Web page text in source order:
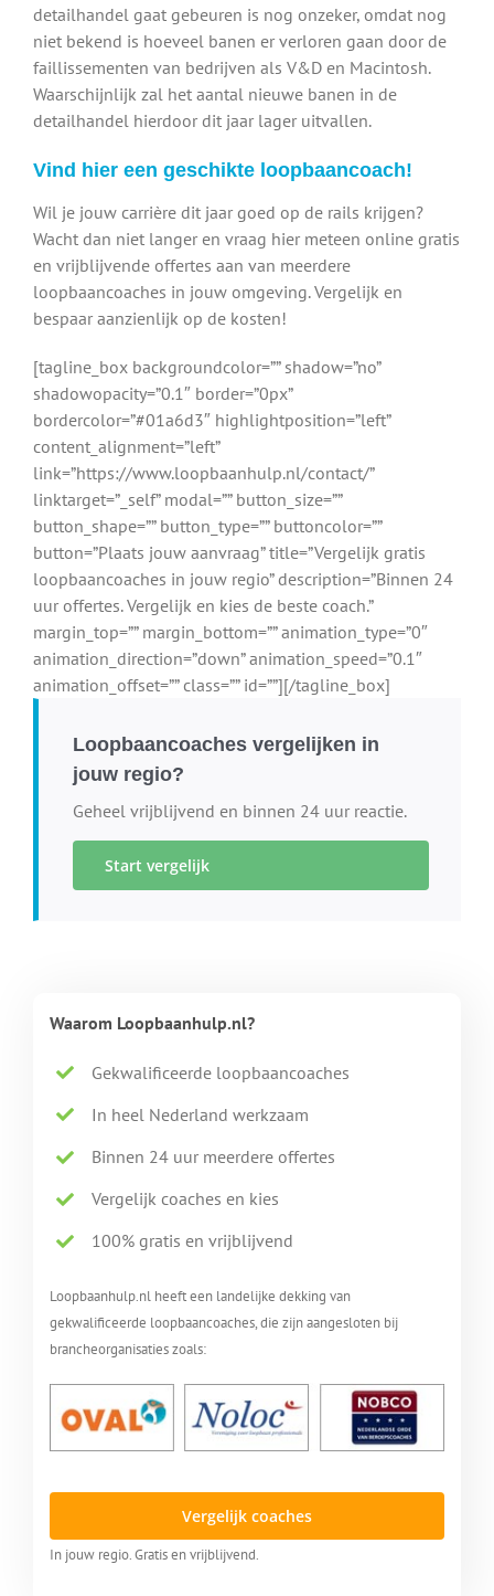
detailhandel gaat gebeuren is nog onzeker, omdat nog
niet bekend is hoeveel banen er verloren gaan door de
faillissementen van bedrijven als V&D en Macintosh.
Waarschijnlijk zal het aantal nieuwe banen in de
detailhandel hierdoor dit jaar lager uitvallen.
Vind hier een geschikte loopbaancoach!
Wil je jouw carrière dit jaar goed op de rails krijgen?
Wacht dan niet langer en vraag hier meteen online gratis
en vrijblijvende offertes aan van meerdere
loopbaancoaches in jouw omgeving. Vergelijk en
bespaar aanzienlijk op de kosten!
[tagline_box backgroundcolor=”” shadow=”no”
shadowopacity=”0.1″ border=”0px”
bordercolor=”#01a6d3″ highlightposition=”left”
content_alignment=”left”
link=”https://www.loopbaanhulp.nl/contact/”
linktarget=”_self” modal=”” button_size=””
button_shape=”” button_type=”” buttoncolor=””
button=”Plaats jouw aanvraag” title=”Vergelijk gratis
loopbaancoaches in jouw regio” description=”Binnen 24
uur offertes. Vergelijk en kies de beste coach.”
margin_top=”” margin_bottom=”” animation_type=”0″
animation_direction=”down” animation_speed=”0.1″
animation_offset=”” class=”” id=””][/tagline_box]
Loopbaancoaches vergelijken in
jouw regio?
Geheel vrijblijvend en binnen 24 uur reactie.
Start vergelijk
Waarom Loopbaanhulp.nl?
Gekwalificeerde loopbaancoaches
In heel Nederland werkzaam
Binnen 24 uur meerdere offertes
Vergelijk coaches en kies
100% gratis en vrijblijvend
Loopbaanhulp.nl heeft een landelijke dekking van
gekwalificeerde loopbaancoaches, die zijn aangesloten bij
brancheorganisaties zoals:
Vergelijk coaches
In jouw regio. Gratis en vrijblijvend.